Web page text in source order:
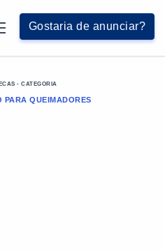
Gostaria de anunciar?
- CATEGORIA
PARA QUEIMADORES